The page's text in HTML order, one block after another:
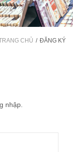
CHỦ ĐĂNG KÝ
nhập.